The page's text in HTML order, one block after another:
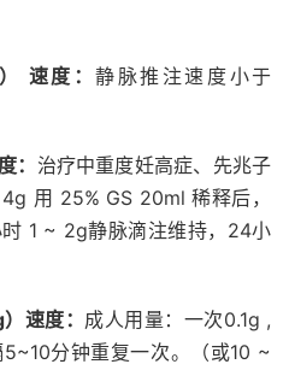
速度：静脉推注速度小于
： 治疗中重度妊高症、 先兆子
用 25% GS 20ml 稀释后，
1 ~ 2g静脉滴注维持，24小
速度： 成人用量：一次0.1g ,
分钟重复一次。（或10 ~